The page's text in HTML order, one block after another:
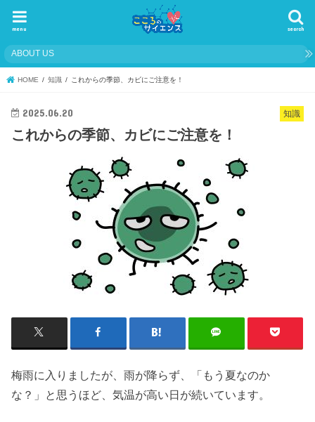
search
menu
ABOUT US
HOME 知識 これからの季節、カビにご注意を！
知識
2025.06.20
これからの季節、カビにご注意を！
梅雨に入りましたが、雨が降らず、「もう夏なのか
な？」と思うほど、気温が高い日が続いています。